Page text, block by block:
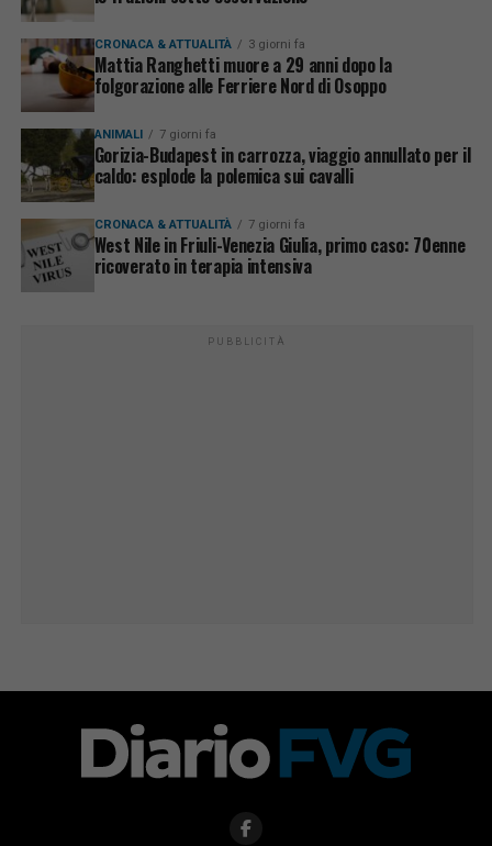
CRONACA & ATTUALITÀ 3 giorni fa
Mattia Ranghetti muore a 29 anni dopo la
folgorazione alle Ferriere Nord di Osoppo
ANIMALI 7 giorni fa
Gorizia-Budapest in carrozza, viaggio annullato per il
caldo: esplode la polemica sui cavalli
CRONACA & ATTUALITÀ 7 giorni fa
West Nile in Friuli-Venezia Giulia, primo caso: 70enne
ricoverato in terapia intensiva
PUBBLICITÀ